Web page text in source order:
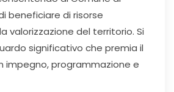
beneficiare di risorse
valorizzazione del territorio. Si
significativo che premia il
impegno, programmazione e